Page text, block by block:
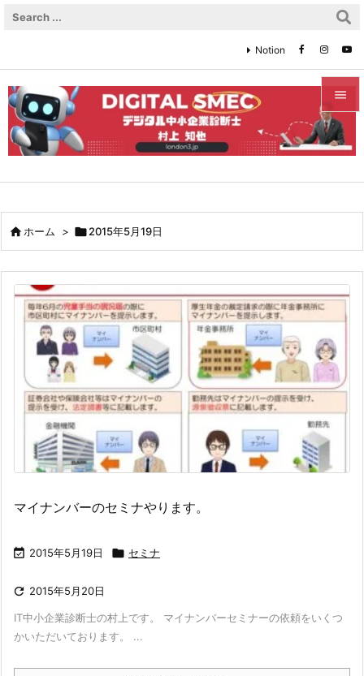


メニュ


次へ

Notion
ホーム > 2015年5月19日
マイナンバーのセミナやります。
 2015年5月19日  セミナ
 2015年5月20日
IT中小企業診断士の村上です。 マイナンバーセミナーの依頼をいくつ
かいただいております。 ...